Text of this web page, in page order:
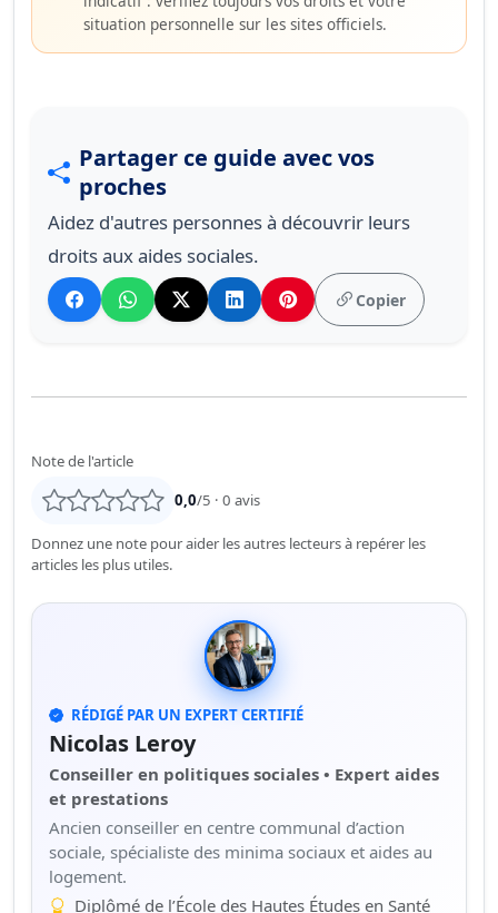
situation personnelle sur les sites officiels.
Partager ce guide avec vos
proches
Aidez d'autres personnes à découvrir leurs
droits aux aides sociales.
Copier
Note de l'article
0,0/5 ·0 avis
Donnez une note pour aider les autres lecteurs à repérer les
articles les plus utiles.
RÉDIGÉ PAR UN EXPERT CERTIFIÉ
Nicolas Leroy
Conseiller en politiques sociales • Expert aides
et prestations
Ancien conseiller en centre communal d’action
sociale, spécialiste des minima sociaux et aides au
logement.
Diplômé de l’École des Hautes Études en Santé